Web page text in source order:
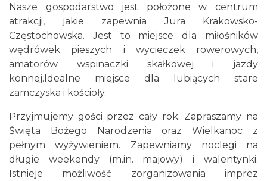
Nasze gospodarstwo jest położone w centrum
atrakcji, jakie zapewnia Jura Krakowsko-
Częstochowska. Jest to miejsce dla miłośników
wędrówek pieszych i wycieczek rowerowych,
amatorów wspinaczki skałkowej i jazdy
konnej.Idealne miejsce dla lubiących stare
zamczyska i kościoły.
Przyjmujemy gości przez cały rok. Zapraszamy na
Święta Bożego Narodzenia oraz Wielkanoc z
pełnym wyżywieniem. Zapewniamy noclegi na
długie weekendy (m.in. majowy) i walentynki.
Istnieje możliwość zorganizowania imprez